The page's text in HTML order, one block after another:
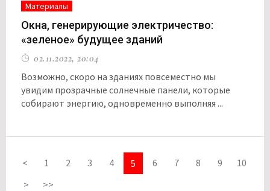
Материалы
Окна, генерирующие электричество:
«зеленое» будущее зданий
02.11.2022, 20:04
Возможно, скоро на зданиях повсеместно мы
увидим прозрачные солнечные панели, которые
собирают энергию, одновременно выполняя ...
< 1 2 3 4 5 6 7 8 9
10
>
>>